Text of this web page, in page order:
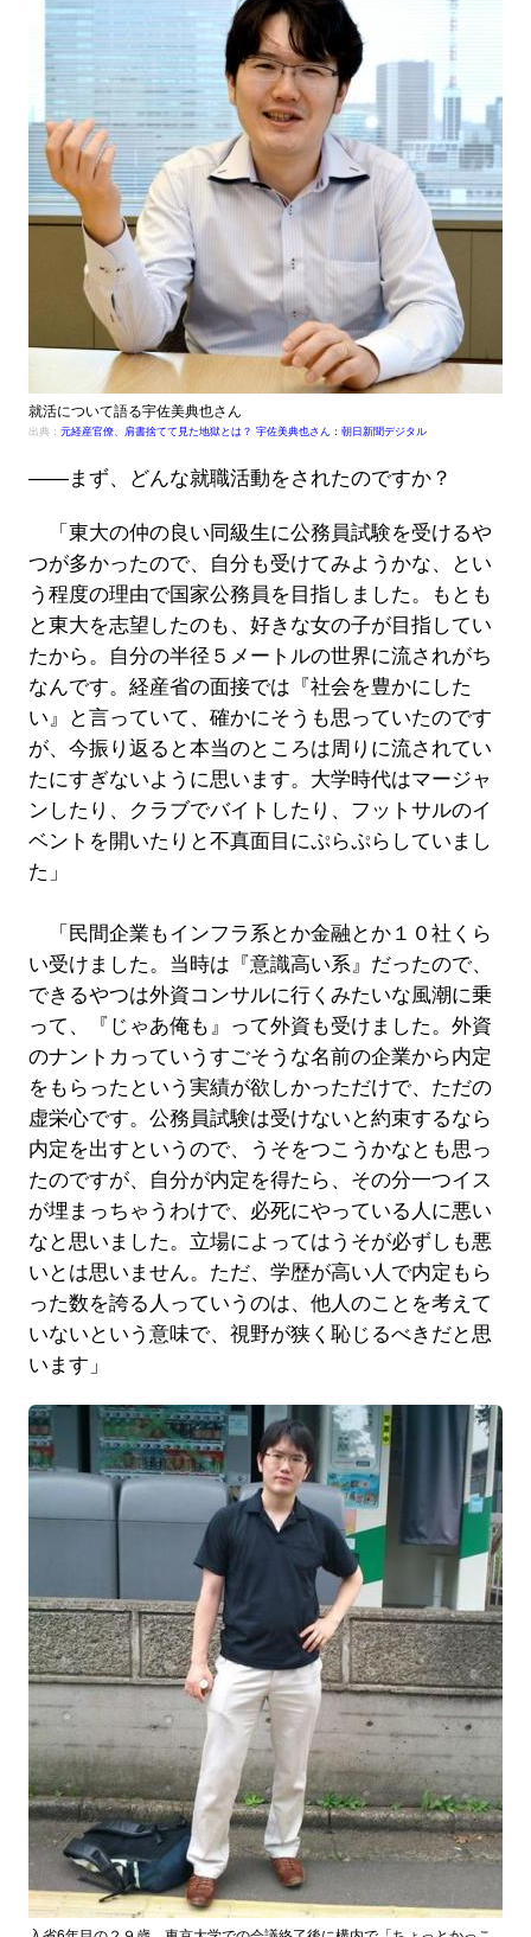
就活について語る宇佐美典也さん
出典： 元経産官僚、肩書捨てて見た地獄とは？ 宇佐美典也さん：朝日新聞デジタル
――まず、どんな就職活動をされたのですか？
「東大の仲の良い同級生に公務員試験を受けるや
つが多かったので、自分も受けてみようかな、とい
う程度の理由で国家公務員を目指しました。もとも
と東大を志望したのも、好きな女の子が目指してい
たから。自分の半径５メートルの世界に流されがち
なんです。経産省の面接では『社会を豊かにした
い』と言っていて、確かにそうも思っていたのです
が、今振り返ると本当のところは周りに流されてい
たにすぎないように思います。大学時代はマージャ
ンしたり、クラブでバイトしたり、フットサルのイ
ベントを開いたりと不真面目にぷらぷらしていまし
た」
「民間企業もインフラ系とか金融とか１０社くら
い受けました。当時は『意識高い系』だったので、
できるやつは外資コンサルに行くみたいな風潮に乗
って、『じゃあ俺も』って外資も受けました。外資
のナントカっていうすごそうな名前の企業から内定
をもらったという実績が欲しかっただけで、ただの
虚栄心です。公務員試験は受けないと約束するなら
内定を出すというので、うそをつこうかなとも思っ
たのですが、自分が内定を得たら、その分一つイス
が埋まっちゃうわけで、必死にやっている人に悪い
なと思いました。立場によってはうそが必ずしも悪
いとは思いません。ただ、学歴が高い人で内定もら
った数を誇る人っていうのは、他人のことを考えて
いないという意味で、視野が狭く恥じるべきだと思
います」